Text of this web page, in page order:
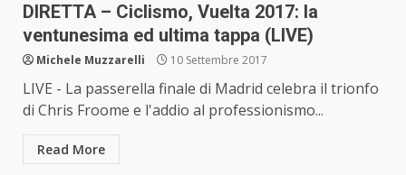
DIRETTA – Ciclismo, Vuelta 2017: la
ventunesima ed ultima tappa (LIVE)
Michele Muzzarelli 10 Settembre 2017
LIVE - La passerella finale di Madrid celebra il trionfo
di Chris Froome e l'addio al professionismo...
Read More